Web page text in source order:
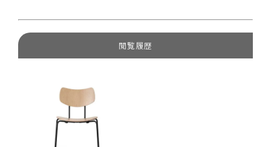
閲覧履歴